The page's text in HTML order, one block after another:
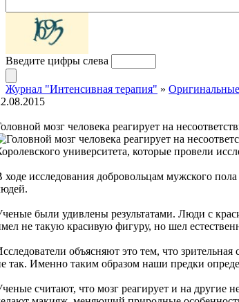
Введите цифры слева
Журнал "Интенсивная терапия" »
мозг человека реагирует на
университета, которые провели
ходе исследования добровольцам мужского
были удивлены результатами. Люди с
не такую красивую фигуру, но шел
объясняют это тем, что
так. Именно таким образом наши предки
считают, что мозг реагирует и на другие